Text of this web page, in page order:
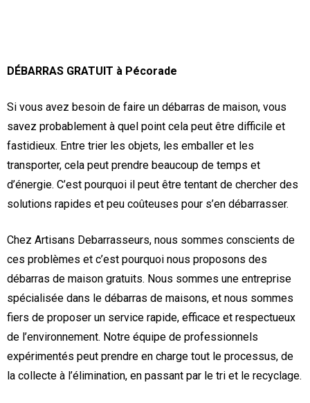
DÉBARRAS GRATUIT à Pécorade
Si vous avez besoin de faire un débarras de maison, vous
savez probablement à quel point cela peut être difficile et
fastidieux. Entre trier les objets, les emballer et les
transporter, cela peut prendre beaucoup de temps et
d’énergie. C’est pourquoi il peut être tentant de chercher des
solutions rapides et peu coûteuses pour s’en débarrasser.
Chez Artisans Debarrasseurs, nous sommes conscients de
ces problèmes et c’est pourquoi nous proposons des
débarras de maison gratuits. Nous sommes une entreprise
spécialisée dans le débarras de maisons, et nous sommes
fiers de proposer un service rapide, efficace et respectueux
de l’environnement. Notre équipe de professionnels
expérimentés peut prendre en charge tout le processus, de
la collecte à l’élimination, en passant par le tri et le recyclage.